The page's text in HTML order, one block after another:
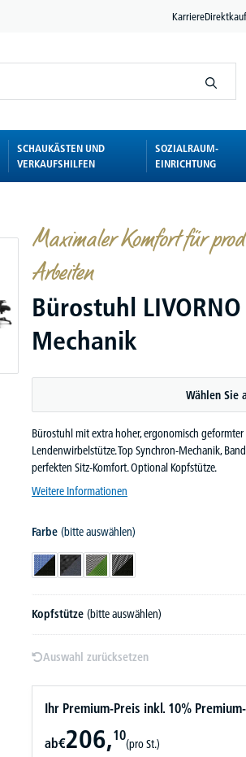
KarriereDirektkauf
SCHAUKÄSTEN UND
VERKAUFSHILFEN
SOZIALRAUM-
EINRICHTUNG
Maximaler Komfort für
Arbeiten
Bürostuhl
Mechanik
Wählen Sie
Bürostuhl mit extra hoher, ergonomisch
Lendenwirbelstütze. Top Synchron-Mechanik,
perfekten Sitz-Komfort. Optional Kopfstütze.
Weitere Informationen
Farbe (bitte auswählen)
Schwarz/BlauSchwarz/Dunkelgrau
Schwarz/GrünSchwarz/Schwarz
Kopfstütze (bitte auswählen)
Auswahl zurücksetzen
Ihr Premium-Preis inkl. 10%
ab€206,10
(pro St.)